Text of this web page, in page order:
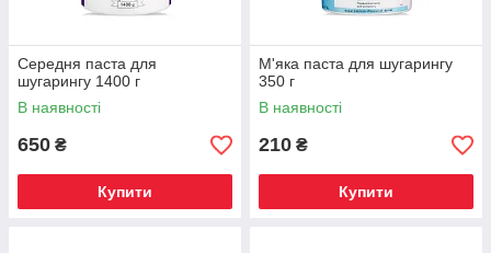
Підвищення ефективності процедури.
4 Ніжний догляд за шкірою і харчування.
Переваги NAILSTI
Середня паста для
шугарингу 1400 г
В наявності
650 ₴
Купити
М'яка паста для шугарингу
350 г
В наявності
210 ₴
Купити